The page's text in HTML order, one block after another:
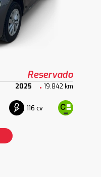
Reservado
2025 19.842 km
116 cv